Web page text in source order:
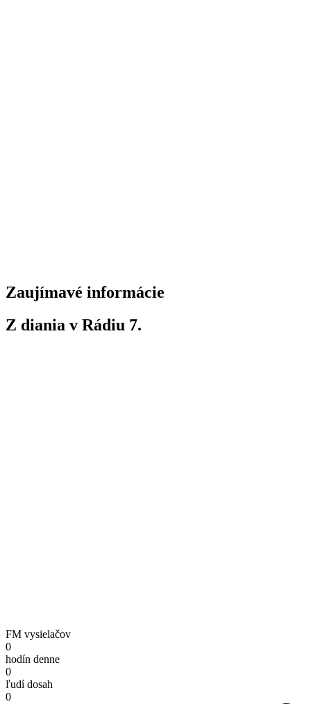
Zaujímavé informácie
Z diania v Rádiu 7.
FM vysielačov
0
hodín denne
0
ľudí dosah
0